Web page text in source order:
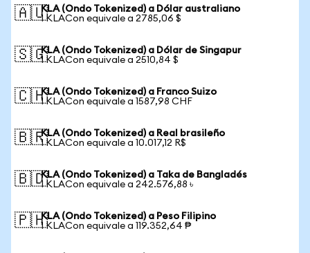
🇦🇺KLA (Ondo Tokenized) a Dólar australiano
1 KLACon equivale a 2785,06 $
🇸🇬KLA (Ondo Tokenized) a Dólar de Singapur
1 KLACon equivale a 2510,84 $
🇨🇭KLA (Ondo Tokenized) a Franco Suizo
1 KLACon equivale a 1587,98 CHF
🇧🇷KLA (Ondo Tokenized) a Real brasileño
1 KLACon equivale a 10.017,12 R$
🇧🇩KLA (Ondo Tokenized) a Taka de Bangladés
1 KLACon equivale a 242.576,88 ৳
🇵🇭KLA (Ondo Tokenized) a Peso Filipino
1 KLACon equivale a 119.352,64 ₱